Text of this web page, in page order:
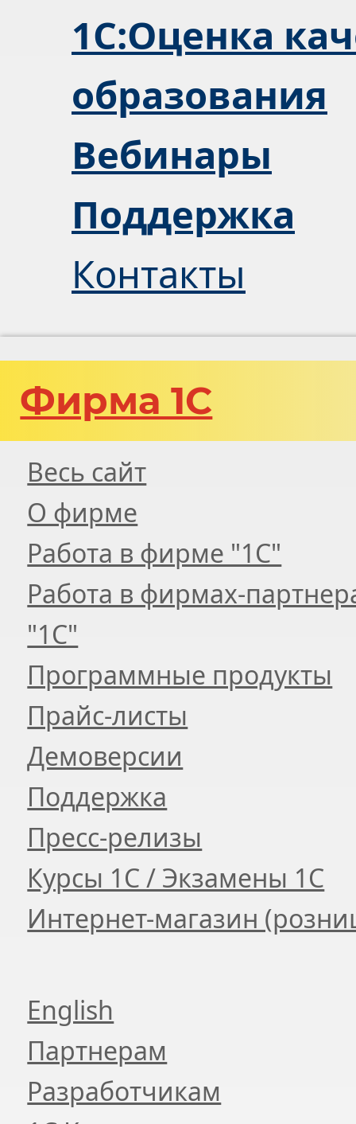
1С:Оценка
образования
Вебинары
Поддержка
Контакты
Фирма 1С
Весь сайт
О фирме
Работа в фирме "1С"
Работа в фирмах-
"1С"
Программные продукты
Прайс-листы
Демоверсии
Поддержка
Пресс-релизы
Курсы 1С / Экзамены 1С
Интернет-магазин
English
Партнерам
Разработчикам